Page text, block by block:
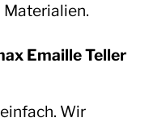
Emaille Teller
Wir